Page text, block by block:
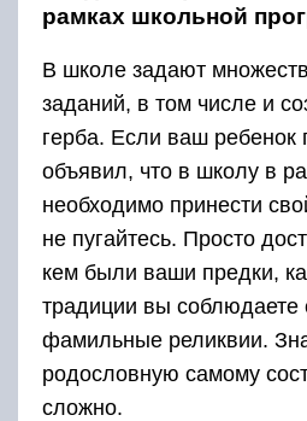
рамках школьной
В школе задают
заданий, в том числе и
герба. Если ваш ребенок
объявил, что в школу в
необходимо принести
не пугайтесь. Просто
кем были ваши предки,
традиции вы соблюдаете
фамильные реликвии.
родословную самому
сложно.